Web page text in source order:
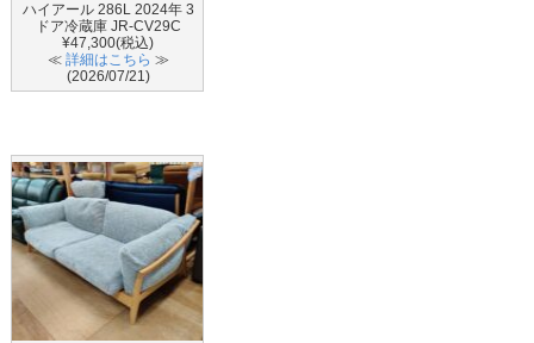
ハイアール 286L 2024年 3
ドア冷蔵庫 JR-CV29C
¥47,300(税込)
≪ 詳細はこちら ≫
(2026/07/21)